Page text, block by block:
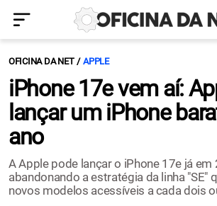
OFICINA DA NET APPLE
iPhone 17e vem aí:
lançar um iPhone
ano
A Apple pode lançar o iPhone 17e já em
abandonando a estratégia da linha "SE"
novos modelos acessíveis a cada dois